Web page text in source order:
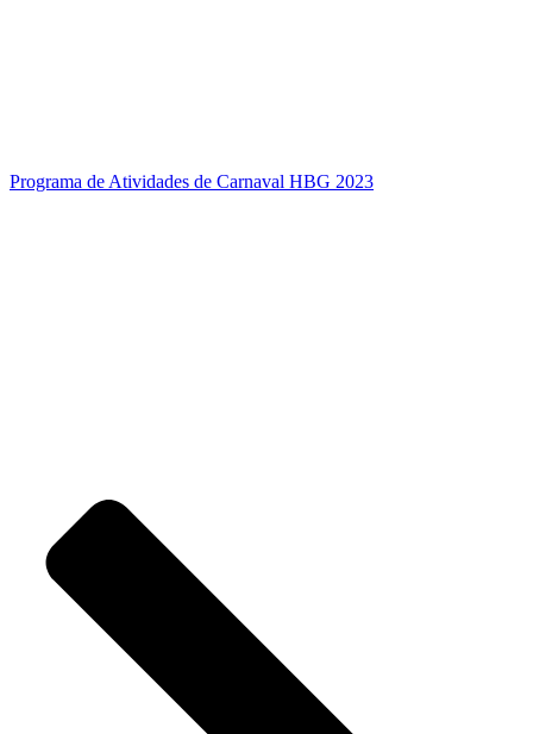
Programa de Atividades de Carnaval HBG 2023